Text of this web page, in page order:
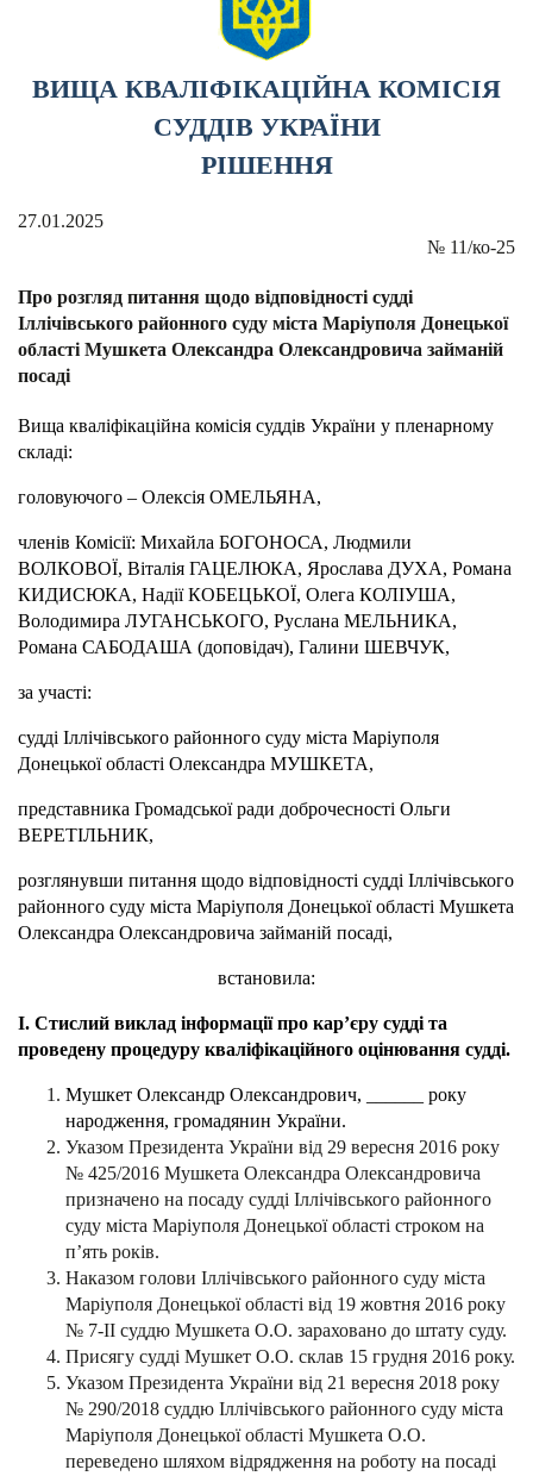
ВИЩА КВАЛІФІКАЦІЙНА КОМІСІЯ
СУДДІВ УКРАЇНИ
РІШЕННЯ
27.01.2025
№ 11/ко-25
Про розгляд питання щодо відповідності судді
Іллічівського районного суду міста Маріуполя Донецької
області Мушкета Олександра Олександровича займаній
посаді
Вища кваліфікаційна комісія суддів України у пленарному
складі:
головуючого – Олексія ОМЕЛЬЯНА,
членів Комісії: Михайла БОГОНОСА, Людмили
ВОЛКОВОЇ, Віталія ГАЦЕЛЮКА, Ярослава ДУХА, Романа
КИДИСЮКА, Надії КОБЕЦЬКОЇ, Олега КОЛІУША,
Володимира ЛУГАНСЬКОГО, Руслана МЕЛЬНИКА,
Романа САБОДАША (доповідач), Галини ШЕВЧУК,
за участі:
судді Іллічівського районного суду міста Маріуполя
Донецької області Олександра МУШКЕТА,
представника Громадської ради доброчесності Ольги
ВЕРЕТІЛЬНИК,
розглянувши питання щодо відповідності судді Іллічівського
районного суду міста Маріуполя Донецької області Мушкета
Олександра Олександровича займаній посаді,
встановила:
І. Стислий виклад інформації про кар’єру судді та
проведену процедуру кваліфікаційного оцінювання судді.
Мушкет Олександр Олександрович, ______
року
народження, громадянин України.
Указом Президента України від 29 вересня 2016 року
№ 425/2016 Мушкета Олександра Олександровича
призначено на посаду судді Іллічівського районного
суду міста Маріуполя Донецької області строком на
п’ять років.
Наказом голови Іллічівського районного суду міста
Маріуполя Донецької області від 19 жовтня 2016 року
№ 7-ІІ суддю Мушкета О.О. зараховано до штату суду.
Присягу судді Мушкет О.О. склав 15 грудня 2016 року.
Указом Президента України від 21 вересня 2018 року
№ 290/2018 суддю Іллічівського районного суду міста
Маріуполя Донецької області Мушкета О.О.
переведено шляхом відрядження на роботу на посаді